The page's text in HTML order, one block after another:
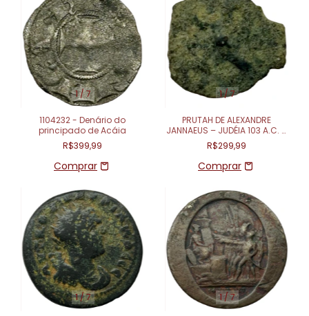
1/7
1104232 - Denário do
principado de Acáia
R$399,99
1/7
PRUTAH DE ALEXANDRE
JANNAEUS – JUDÉIA 103 A.C. –
76 A.C.
R$299,99
1/7 1/7